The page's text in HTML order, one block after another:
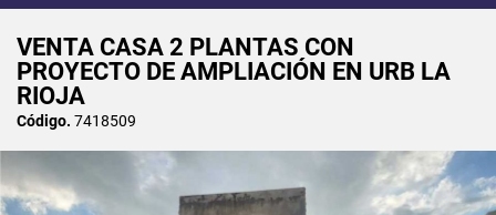
VENTA CASA 2 PLANTAS CON
PROYECTO DE AMPLIACIÓN EN URB LA
RIOJA
Código. 7418509